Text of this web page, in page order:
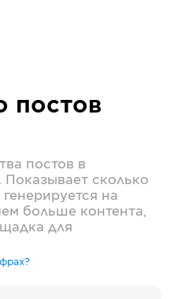
постов
постов в
Показывает сколько
на
больше контента,
для